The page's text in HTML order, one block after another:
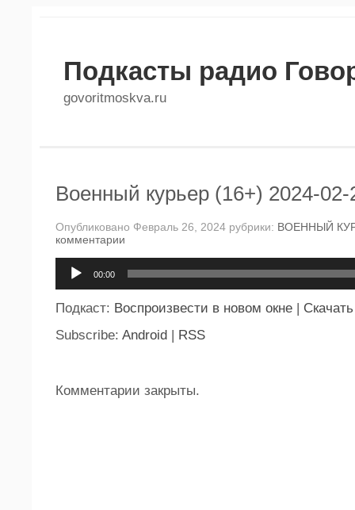
Подкасты радио
govoritmoskva.ru
Военный курьер (16+) 2024-02-
Опубликовано Февраль 26, 2024 рубрики: ВОЕННЫЙ
комментарии
00:00
Подкаст: Воспроизвести в новом окне | Скачать
Subscribe: Android | RSS
Комментарии закрыты.